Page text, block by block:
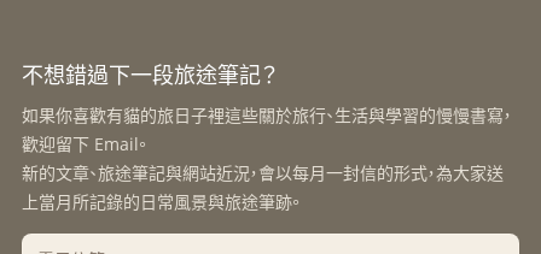
不想錯過下一段旅途筆記？
如果你喜歡有貓的旅日子裡這些關於旅行、生活與學習的慢慢書寫，
歡迎留下 Email。
新的文章、旅途筆記與網站近況，會以每月一封信的形式，為大家送
上當月所記錄的日常風景與旅途筆跡。